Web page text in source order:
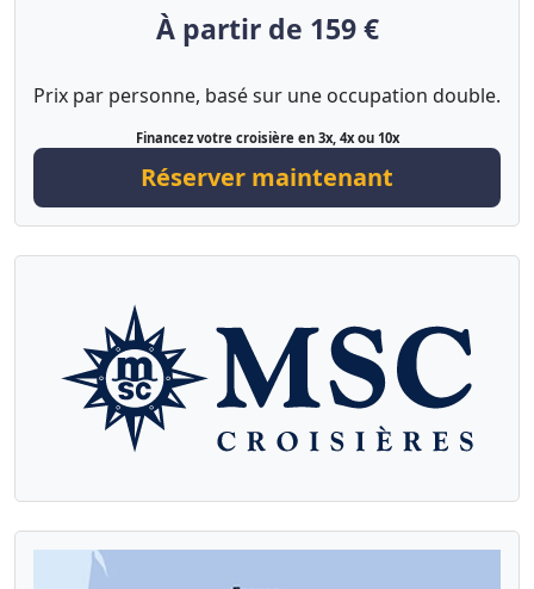
À partir de 159 €
Prix par personne, basé sur une occupation double.
Financez votre croisière en 3x, 4x ou 10x
Réserver maintenant